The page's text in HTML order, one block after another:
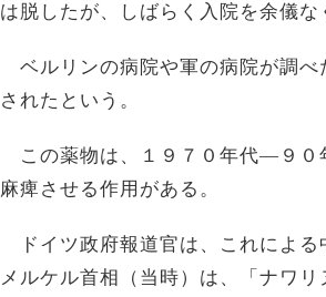
は脱したが、しばらく入院を余儀な
ベルリンの病院や軍の病院が調べ
されたという。
この薬物は、１９７０年代―９０
麻痺させる作用がある。
ドイツ政府報道官は、これによる
メルケル首相（当時）は、「ナワ